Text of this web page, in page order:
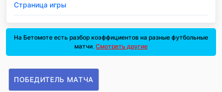
Страница игры
На Бетомоте есть разбор коэффициентов на разные футбольные
матчи. Смотреть другие
ПОБЕДИТЕЛЬ МАТЧА